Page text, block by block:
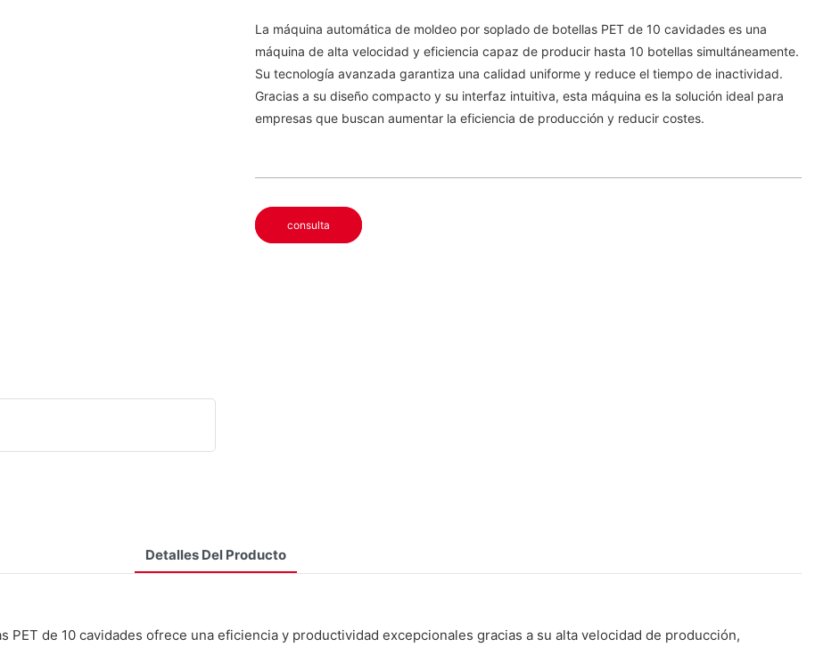
La máquina automática de moldeo por soplado de botellas PET de 10 cavidades es una
máquina de alta velocidad y eficiencia capaz de producir hasta 10 botellas simultáneamente.
Su tecnología avanzada garantiza una calidad uniforme y reduce el tiempo de inactividad.
Gracias a su diseño compacto y su interfaz intuitiva, esta máquina es la solución ideal para
empresas que buscan aumentar la eficiencia de producción y reducir costes.
consulta
Detalles Del Producto
PET de 10 cavidades ofrece una eficiencia y productividad excepcionales gracias a su alta velocidad de producción,